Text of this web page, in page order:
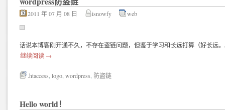
2011 年 07 月 08 日 isnowfy web
话说本博客刚开通不久，不存在盗链问题，但鉴于学习和长远打算（好长远
继续阅读 →
.htaccess logo wordpress 防盗链
Hello world！